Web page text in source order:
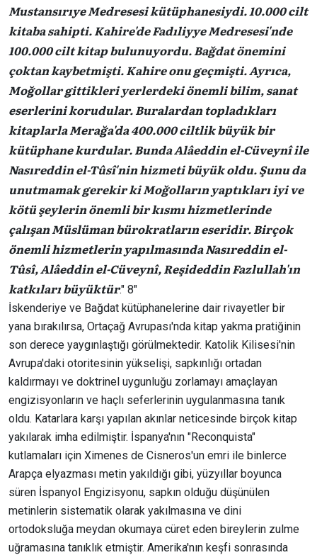
Mustansırıye Medresesi kütüphanesiydi. 10.000 cilt
kitaba sahipti. Kahire'de Fadıliyye Medresesi'nde
100.000 cilt kitap bulunuyordu. Bağdat önemini
çoktan kaybetmişti. Kahire onu geçmişti. Ayrıca,
Moğollar gittikleri yerlerdeki önemli bilim, sanat
eserlerini korudular. Buralardan topladıkları
kitaplarla Merağa'da 400.000 ciltlik büyük bir
kütüphane kurdular. Bunda Alâeddin el-Cüveynî ile
Nasıreddin el-Tûsî'nin hizmeti büyük oldu. Şunu da
unutmamak gerekir ki Moğolların yaptıkları iyi ve
kötü şeylerin önemli bir kısmı hizmetlerinde
çalışan Müslüman bürokratların eseridir. Birçok
önemli hizmetlerin yapılmasında Nasıreddin el-
Tûsî, Alâeddin el-Cüveynî, Reşideddin Fazlullah'ın
katkıları büyüktür." 8″
İskenderiye ve Bağdat kütüphanelerine dair rivayetler bir
yana bırakılırsa, Ortaçağ Avrupası'nda kitap yakma pratiğinin
son derece yaygınlaştığı görülmektedir. Katolik Kilisesi'nin
Avrupa'daki otoritesinin yükselişi, sapkınlığı ortadan
kaldırmayı ve doktrinel uygunluğu zorlamayı amaçlayan
engizisyonların ve haçlı seferlerinin uygulanmasına tanık
oldu. Katarlara karşı yapılan akınlar neticesinde birçok kitap
yakılarak imha edilmiştir. İspanya'nın "Reconquista"
kutlamaları için Ximenes de Cisneros'un emri ile binlerce
Arapça elyazması metin yakıldığı gibi, yüzyıllar boyunca
süren İspanyol Engizisyonu, sapkın olduğu düşünülen
metinlerin sistematik olarak yakılmasına ve dini
ortodoksluğa meydan okumaya cüret eden bireylerin zulme
uğramasına tanıklık etmiştir. Amerika'nın keşfi sonrasında